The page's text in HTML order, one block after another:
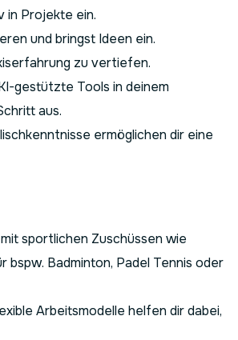
in Projekte ein.
und bringst Ideen ein.
zu vertiefen.
gestützte Tools in deinem
aus.
ermöglichen dir eine
sportlichen Zuschüssen wie
Badminton, Padel Tennis oder
Arbeitsmodelle helfen dir dabei,